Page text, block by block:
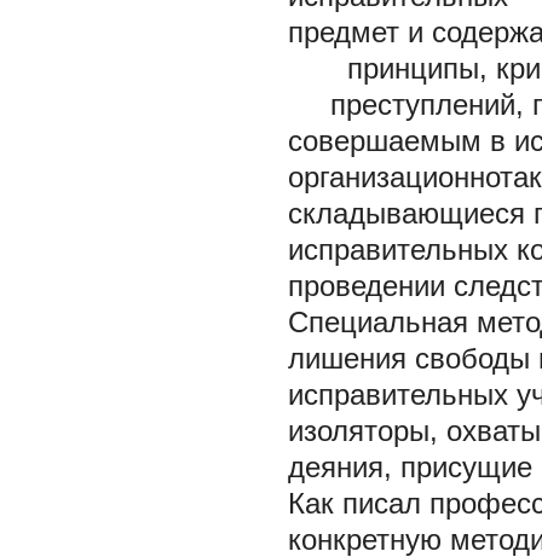
предмет и
принципы,
преступлений,
совершаемым в
складывающиеся
исправительных
проведении
Специальная
лишения свободы
исправительных
изоляторы,
деяния, присущие
Как писал
конкретную